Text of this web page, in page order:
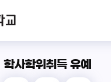
학사학위취득 유예